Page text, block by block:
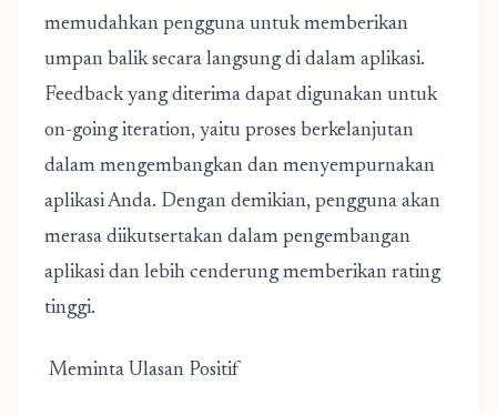
memudahkan pengguna untuk memberikan
umpan balik secara langsung di dalam aplikasi.
Feedback yang diterima dapat digunakan untuk
on-going iteration, yaitu proses berkelanjutan
dalam mengembangkan dan menyempurnakan
aplikasi Anda. Dengan demikian, pengguna akan
merasa diikutsertakan dalam pengembangan
aplikasi dan lebih cenderung memberikan rating
tinggi.
Meminta Ulasan Positif